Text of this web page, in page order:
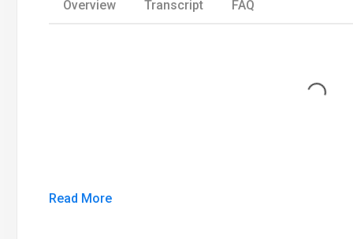
Overview Transcript FAQ
Read More